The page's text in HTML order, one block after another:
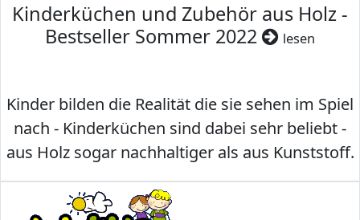
Kinderküchen und Zubehör aus Holz -
Bestseller Sommer 2022
lesen
Kinder bilden die Realität die sie sehen im Spiel
nach - Kinderküchen sind dabei sehr beliebt -
aus Holz sogar nachhaltiger als aus Kunststoff.